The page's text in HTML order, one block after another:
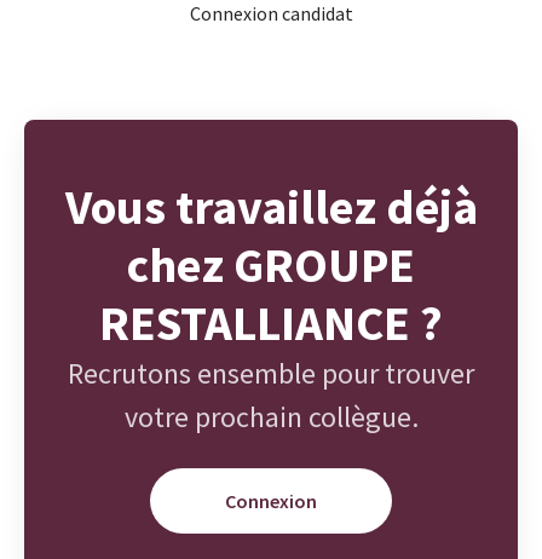
Connexion candidat
Vous travaillez déjà
chez GROUPE
RESTALLIANCE ?
Recrutons ensemble pour trouver
votre prochain collègue.
Connexion